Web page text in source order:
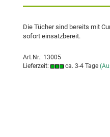
Die Tücher sind bereits mit
sofort einsatzbereit.
Art.Nr.: 13005
Lieferzeit:
ca. 3-4 Tage